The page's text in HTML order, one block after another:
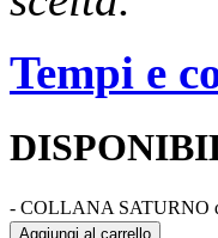
Tempi e
- COLLANA SATURNO
Aggiungi al carrello